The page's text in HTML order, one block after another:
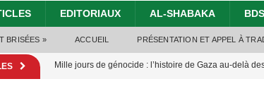
EDITORIAUX AL-SHABAKA BDS
BRISÉES » ACCUEIL PRÉSENTATION ET APPEL À
Mille jours de génocide : l’histoire de Gaza au-delà